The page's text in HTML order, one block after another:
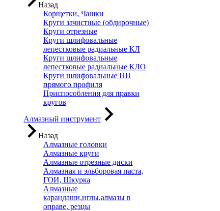
Назад
Корщетки, Чашки
Круги зачистные (обдирочные)
Круги отрезные
Круги шлифовальные
лепестковые радиальные КЛ
Круги шлифовальные
лепестковые радиальные КЛО
Круги шлифовальные ПП
прямого профиля
Приспособления для правки
кругов
Алмазный инструмент
Назад
Алмазные головки
Алмазные круги
Алмазные отрезные диски
Алмазная и эльборовая паста,
ГОИ, Шкурка
Алмазные
карандаши,иглы,алмазы в
оправе, резцы